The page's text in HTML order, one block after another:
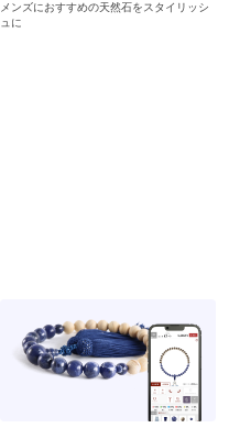
メンズにおすすめの天然石をスタイリッシ
ュに